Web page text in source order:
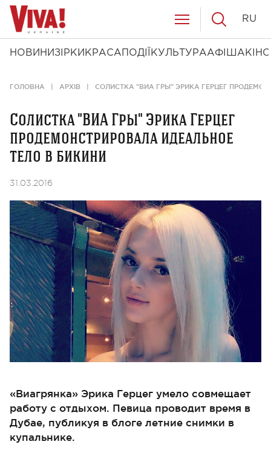
НОВИНИ ЗІРКИ КРАСА ПОДІЇ КУЛЬТУРААФІША КІНО
RU
ГОЛОВНА АРХІВ СОЛИСТКА "ВИА ГРЫ" ЭРИКА ГЕРЦЕГ
Солистка "ВИА Гры" Эрика Герцег
продемонстрировала идеальное
тело в бикини
31.03.2016
«Виагрянка» Эрика Герцег умело совмещает
работу с отдыхом. Певица проводит время в
Дубае, публикуя в блоге летние снимки в
купальнике.